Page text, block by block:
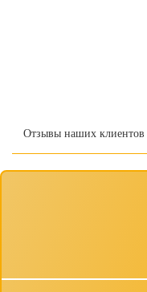
Отзывы наших клиентов